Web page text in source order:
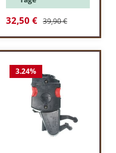
Verkaufspreis:
32,50 € Regulärer Preis:
39,90 €
3.24%